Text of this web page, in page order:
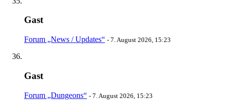
Gast
Forum „News / Updates“ - 7. August 2026, 15:23
Gast
Forum „Dungeons“ - 7. August 2026, 15:23